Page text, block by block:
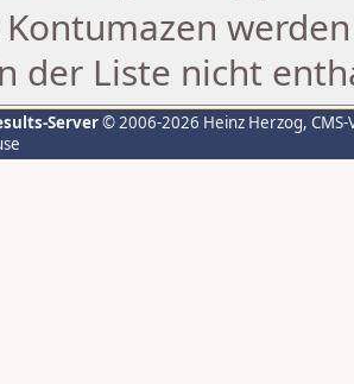
Kontumazen
der Liste nicht
Server© 2006-2026 Heinz Herzog,